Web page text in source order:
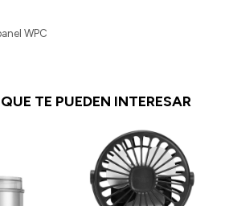
WPC
TE PUEDEN INTERESAR